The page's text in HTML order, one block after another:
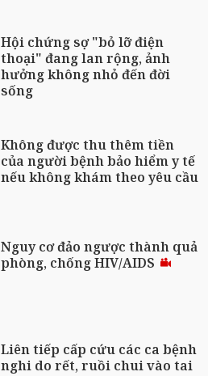
Hội chứng sợ "bỏ lỡ điện
thoại" đang lan rộng, ảnh
hưởng không nhỏ đến đời
sống
Không được thu thêm tiền
của người bệnh bảo hiểm y tế
nếu không khám theo yêu cầu
Nguy cơ đảo ngược thành quả
phòng, chống HIV/AIDS
Liên tiếp cấp cứu các ca bệnh
nghi do rết, ruồi chui vào tai